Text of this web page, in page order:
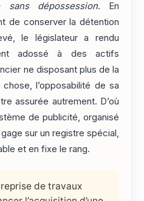
sans dépossession. En
de conserver la détention
le législateur a rendu
adossé à des actifs
ne disposant plus de la
l’opposabilité de sa
assurée autrement. D’où
de publicité, organisé
sur un registre spécial,
et en fixe le rang.
de travaux